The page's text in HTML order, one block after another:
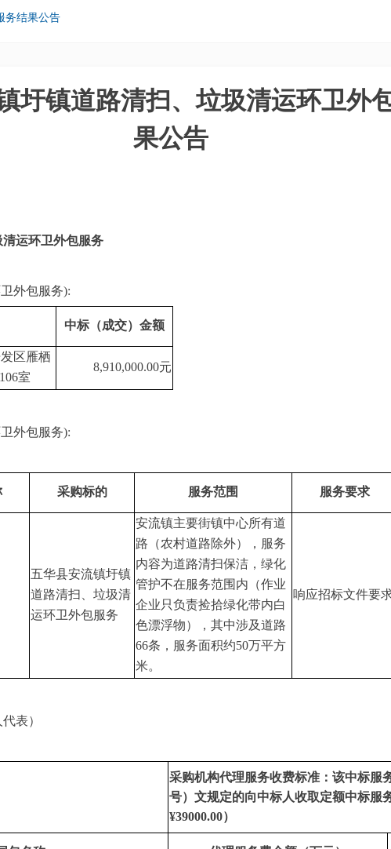
务结果公告
圩镇道路清扫、垃圾清运环卫外
果公告
运环卫外包服务
外包服务):
中标（成交）金额
区雁栖
室
8,910,000.00元
外包服务):
采购标的 服务范围 服务要求
五华县安流镇圩镇
道路清扫、垃圾清
运环卫外包服务
安流镇主要街镇中心所有道
路（农村道路除外），服务
内容为道路清扫保洁，绿化
管护不在服务范围内（作业
企业只负责捡拾绿化带内白
色漂浮物），其中涉及道路
66条，服务面积约50万平方
米。
响应招标文件要
表）
采购机构代理服务收费标准：该中标服
号）文规定的向中标人收取定额中标服
¥39000.00）